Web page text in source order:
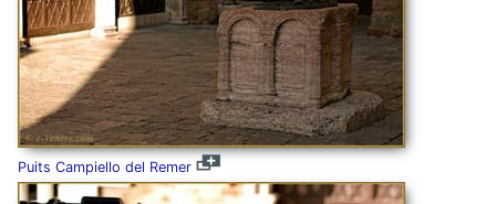
Puits Campiello del Remer